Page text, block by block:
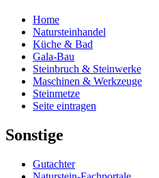
Home
Natursteinhandel
Küche & Bad
Gala-Bau
Steinbruch & Steinwerke
Maschinen & Werkzeuge
Steinmetze
Seite eintragen
Sonstige
Gutachter